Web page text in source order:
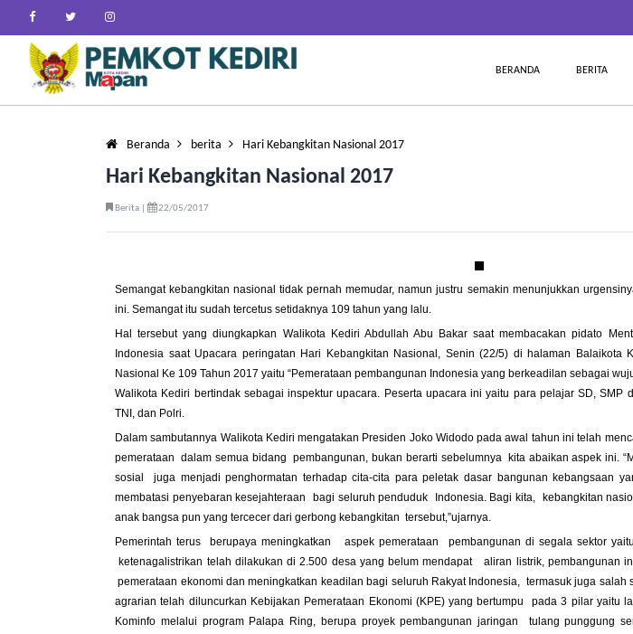
BERANDA BERITA
Beranda berita Hari Kebangkitan Nasional 2017
Hari Kebangkitan Nasional 2017
Berita | 22/05/2017
Semangat kebangkitan nasional tidak pernah memudar, namun justru semakin menunjukkan
ini. Semangat itu sudah tercetus setidaknya 109 tahun yang lalu.
Hal tersebut yang diungkapkan Walikota Kediri Abdullah Abu Bakar saat membacakan pidato
Indonesia saat Upacara peringatan Hari Kebangkitan Nasional, Senin (22/5) di halaman Balaikota
Nasional Ke 109 Tahun 2017 yaitu “Pemerataan pembangunan Indonesia yang berkeadilan sebagai
Walikota Kediri bertindak sebagai inspektur upacara. Peserta upacara ini yaitu para pelajar SD, SMP
TNI, dan Polri.
Dalam sambutannya Walikota Kediri mengatakan Presiden Joko Widodo pada awal tahun ini telah
pemerataan dalam semua bidang pembangunan, bukan berarti sebelumnya kita abaikan aspek ini.
sosial juga menjadi penghormatan terhadap cita-cita para peletak dasar bangunan kebangsaan
membatasi penyebaran kesejahteraan bagi seluruh penduduk Indonesia. Bagi kita, kebangkitan
anak bangsa pun yang tercecer dari gerbong kebangkitan tersebut,”ujarnya.
Pemerintah terus berupaya meningkatkan aspek pemerataan pembangunan di segala sektor
ketenagalistrikan telah dilakukan di 2.500 desa yang belum mendapat aliran listrik, pembangunan
pemerataan ekonomi dan meningkatkan keadilan bagi seluruh Rakyat Indonesia, termasuk juga
agrarian telah diluncurkan Kebijakan Pemerataan Ekonomi (KPE) yang bertumpu pada 3 pilar yaitu
Kominfo melalui program Palapa Ring, berupa proyek pembangunan jaringan tulang punggung